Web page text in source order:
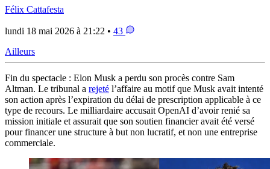
Félix Cattafesta
lundi 18 mai 2026 à 21:22 • 43
Ailleurs
Fin du spectacle : Elon Musk a perdu son procès contre Sam
Altman. Le tribunal a rejeté l’affaire au motif que Musk avait intenté
son action après l’expiration du délai de prescription applicable à ce
type de recours. Le milliardaire accusait OpenAI d’avoir renié sa
mission initiale et assurait que son soutien financier avait été versé
pour financer une structure à but non lucratif, et non une entreprise
commerciale.